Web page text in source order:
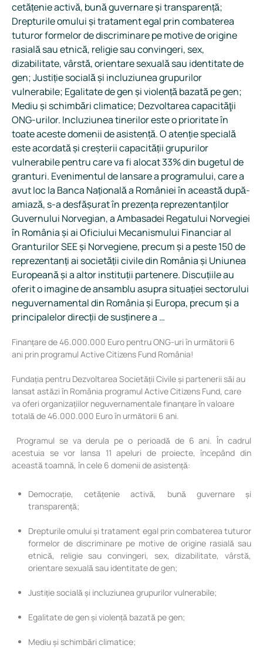
cetățenie activă, bună guvernare și transparență;
Drepturile omului și tratament egal prin combaterea
tuturor formelor de discriminare pe motive de origine
rasială sau etnică, religie sau convingeri, sex,
dizabilitate, vârstă, orientare sexuală sau identitate de
gen; Justiție socială și incluziunea grupurilor
vulnerabile; Egalitate de gen și violență bazată pe gen;
Mediu și schimbări climatice; Dezvoltarea capacităţii
ONG-urilor. Incluziunea tinerilor este o prioritate în
toate aceste domenii de asistență. O atenție specială
este acordată și creșterii capacității grupurilor
vulnerabile pentru care va fi alocat 33% din bugetul de
granturi. Evenimentul de lansare a programului, care a
avut loc la Banca Națională a României în această după-
amiază, s-a desfășurat în prezența reprezentanților
Guvernului Norvegian, a Ambasadei Regatului Norvegiei
în România și ai Oficiului Mecanismului Financiar al
Granturilor SEE și Norvegiene, precum și a peste 150 de
reprezentanți ai societății civile din România și Uniunea
Europeană și a altor instituții partenere. Discuțiile au
oferit o imagine de ansamblu asupra situației sectorului
neguvernamental din România și Europa, precum și a
principalelor direcții de susținere a …
Finanțare de 46.000.000 Euro pentru ONG-uri în următorii 6
ani prin programul Active Citizens Fund România!
Fundația pentru Dezvoltarea Societății Civile și partenerii săi au
lansat astăzi în România programul Active Citizens Fund, care
va oferi organizațiilor neguvernamentale finanțare în valoare
totală de 46.000.000 Euro în următorii 6 ani.
Programul se va derula pe o perioadă de 6 ani. În cadrul
acestuia se vor lansa 11 apeluri de proiecte, începând din
această toamnă, în cele 6 domenii de asistență:
Democrație, cetățenie activă, bună guvernare și
transparență;
Drepturile omului și tratament egal prin combaterea tuturor
formelor de discriminare pe motive de origine rasială sau
etnică, religie sau convingeri, sex, dizabilitate, vârstă,
orientare sexuală sau identitate de gen;
Justiție socială și incluziunea grupurilor vulnerabile;
Egalitate de gen și violență bazată pe gen;
Mediu și schimbări climatice;